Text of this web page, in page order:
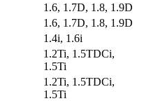
1.6, 1.7D, 1.8, 1.9D
1.6, 1.7D, 1.8, 1.9D
1.4i, 1.6i
1.2Ti, 1.5TDCi,
1.5Ti
1.2Ti, 1.5TDCi,
1.5Ti